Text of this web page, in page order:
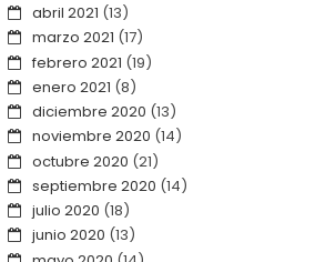
abril 2021 (13)
marzo 2021 (17)
febrero 2021 (19)
enero 2021 (8)
diciembre 2020 (13)
noviembre 2020 (14)
octubre 2020 (21)
septiembre 2020 (14)
julio 2020 (18)
junio 2020 (13)